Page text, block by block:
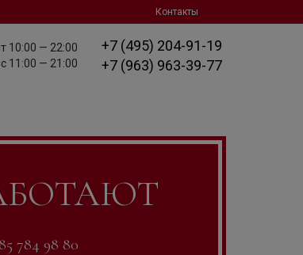
Контакты
10:00 — 22:00
11:00 — 21:00
+7 (495) 204-91-19
+7 (963) 963-39-77
98 80